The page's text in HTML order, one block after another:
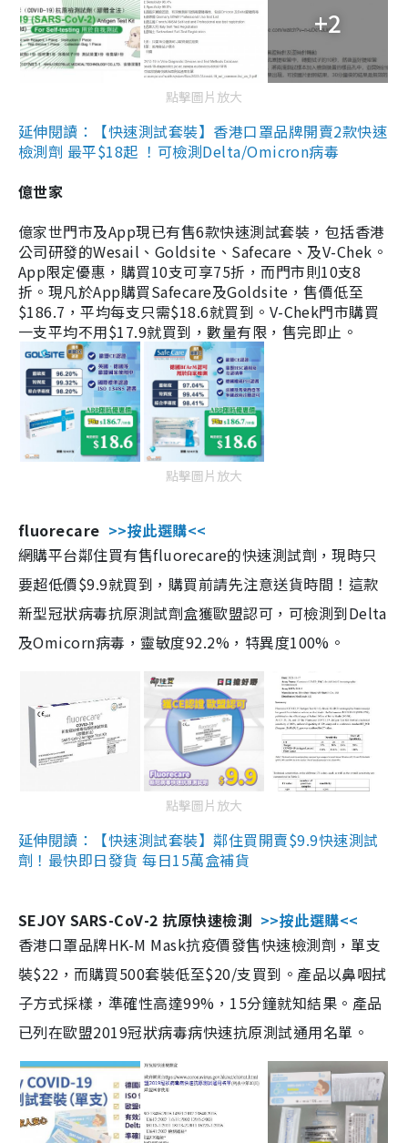
+2
點擊圖片放大
延伸閱讀：【快速測試套裝】香港口罩品牌開賣2款快速
檢測劑 最平$18起 ！可檢測Delta/Omicron病毒
億世家
億家世門市及App現已有售6款快速測試套裝，包括香港
公司研發的Wesail、Goldsite、Safecare、及V-Chek。
App限定優惠，購買10支可享75折，而門市則10支8
折。現凡於App購買Safecare及Goldsite，售價低至
$186.7，平均每支只需$18.6就買到。V-Chek門市購買
一支平均不用$17.9就買到，數量有限，售完即止。
點擊圖片放大
fluorecare >>按此選購<<
網購平台鄰住買有售fluorecare的快速測試劑，現時只
要超低價$9.9就買到，購買前請先注意送貨時間！這款
新型冠狀病毒抗原測試劑盒獲歐盟認可，可檢測到Delta
及Omicorn病毒，靈敏度92.2%，特異度100%。
點擊圖片放大
延伸閱讀：【快速測試套裝】鄰住買開賣$9.9快速測試
劑！最快即日發貨 每日15萬盒補貨
SEJOY SARS-CoV-2 抗原快速檢測 >>按此選購<<
香港口罩品牌HK-M Mask抗疫價發售快速檢測劑，單支
裝$22，而購買500套裝低至$20/支買到。產品以鼻咽拭
子方式採樣，準確性高達99%，15分鐘就知結果。產品
已列在歐盟2019冠狀病毒病快速抗原測試通用名單。